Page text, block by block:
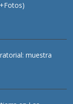
muestra